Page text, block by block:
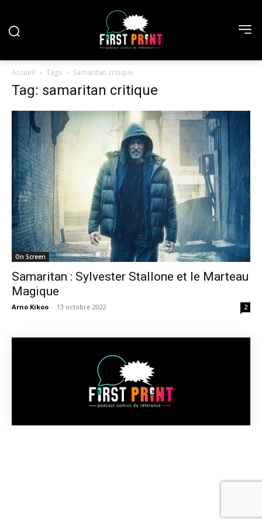
Accueil Tags Samaritan critique
Tag: samaritan critique
On Screen
Samaritan : Sylvester Stallone et le Marteau
Magique
Arno Kikoo - 13 octobre 2022 2